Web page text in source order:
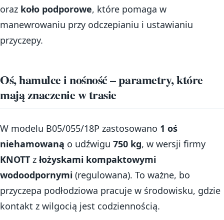
oraz koło podporowe, które pomaga w
manewrowaniu przy odczepianiu i ustawianiu
przyczepy.
Oś, hamulce i nośność – parametry, które
mają znaczenie w trasie
W modelu B05/055/18P zastosowano 1 oś
niehamowaną o udźwigu 750 kg, w wersji firmy
KNOTT z łożyskami kompaktowymi
wodoodpornymi (regulowana). To ważne, bo
przyczepa podłodziowa pracuje w środowisku, gdzie
kontakt z wilgocią jest codziennością.